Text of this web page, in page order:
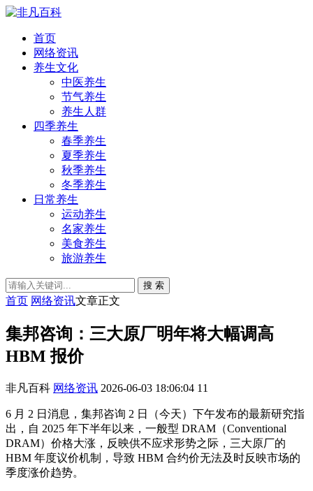
首页
网络资讯
养生文化
中医养生
节气养生
养生人群
四季养生
春季养生
夏季养生
秋季养生
冬季养生
日常养生
运动养生
名家养生
美食养生
旅游养生
搜 索
首页 网络资讯文章正文
集邦咨询：三大原厂明年将大幅调高
HBM 报价
非凡百科 网络资讯 2026-06-03 18:06:04 11
6 月 2 日消息，集邦咨询 2 日（今天）下午发布的最新研究指
出，自 2025 年下半年以来，一般型 DRAM（Conventional
DRAM）价格大涨，反映供不应求形势之际，三大原厂的
HBM 年度议价机制，导致 HBM 合约价无法及时反映市场的
季度涨价趋势。